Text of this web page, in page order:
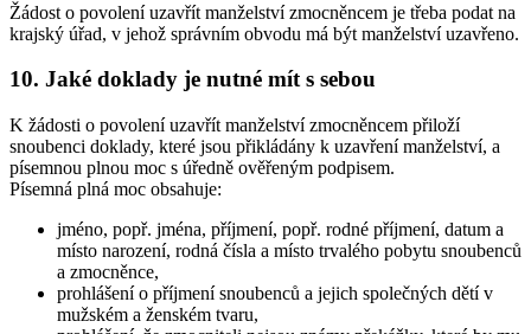
Žádost o povolení uzavřít manželství zmocněncem je třeba podat na
krajský úřad, v jehož správním obvodu má být manželství uzavřeno.
10. Jaké doklady je nutné mít s sebou
K žádosti o povolení uzavřít manželství zmocněncem přiloží
snoubenci doklady, které jsou přikládány k uzavření manželství, a
písemnou plnou moc s úředně ověřeným podpisem.
Písemná plná moc obsahuje:
jméno, popř. jména, příjmení, popř. rodné příjmení, datum a
místo narození, rodná čísla a místo trvalého pobytu snoubenců
a zmocněnce,
prohlášení o příjmení snoubenců a jejich společných dětí v
mužském a ženském tvaru,